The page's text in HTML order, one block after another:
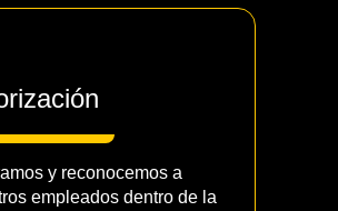
y reconocemos a
empleados dentro de la